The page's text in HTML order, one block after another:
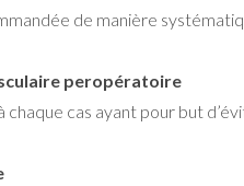
de manière
peropératoire
chaque cas ayant pour but